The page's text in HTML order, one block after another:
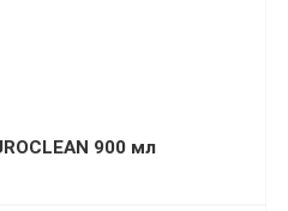
900 мл